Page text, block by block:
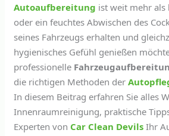
Autoaufbereitung ist weit mehr als
oder ein feuchtes Abwischen des
seines Fahrzeugs erhalten und
hygienisches Gefühl genießen
professionelle
die richtigen Methoden der
In diesem Beitrag erfahren Sie alles
Innenraumreinigung, praktische
Experten von Car Clean Devils Ihr